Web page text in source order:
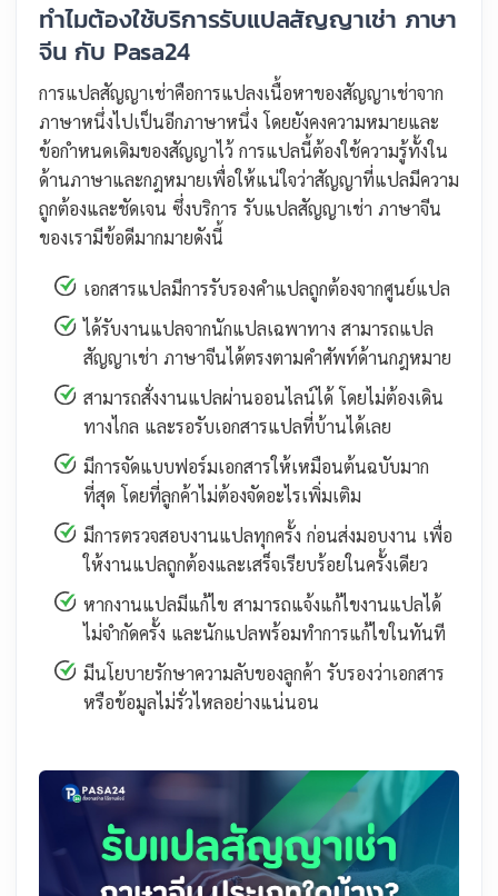
ทำไมต้องใช้บริการรับแปลสัญญาเช่า ภาษา
จีน กับ Pasa24
การแปลสัญญาเช่าคือการแปลงเนื้อหาของสัญญาเช่าจาก
ภาษาหนึ่งไปเป็นอีกภาษาหนึ่ง โดยยังคงความหมายและ
ข้อกำหนดเดิมของสัญญาไว้ การแปลนี้ต้องใช้ความรู้ทั้งใน
ด้านภาษาและกฎหมายเพื่อให้แน่ใจว่าสัญญาที่แปลมีความ
ถูกต้องและชัดเจน ซึ่งบริการ รับแปลสัญญาเช่า ภาษาจีน
ของเรามีข้อดีมากมายดังนี้
เอกสารแปลมีการรับรองคำแปลถูกต้องจากศูนย์แปล
ได้รับงานแปลจากนักแปลเฉพาทาง สามารถแปล
สัญญาเช่า ภาษาจีนได้ตรงตามคำศัพท์ด้านกฎหมาย
สามารถสั่งงานแปลผ่านออนไลน์ได้ โดยไม่ต้องเดิน
ทางไกล และรอรับเอกสารแปลที่บ้านได้เลย
มีการจัดแบบฟอร์มเอกสารให้เหมือนต้นฉบับมาก
ที่สุด โดยที่ลูกค้าไม่ต้องจัดอะไรเพิ่มเติม
มีการตรวจสอบงานแปลทุกครั้ง ก่อนส่งมอบงาน เพื่อ
ให้งานแปลถูกต้องและเสร็จเรียบร้อยในครั้งเดียว
หากงานแปลมีแก้ไข สามารถแจ้งแก้ไขงานแปลได้
ไม่จำกัดครั้ง และนักแปลพร้อมทำการแก้ไขในทันที
มีนโยบายรักษาความลับของลูกค้า รับรองว่าเอกสาร
หรือข้อมูลไม่รั่วไหลอย่างแน่นอน